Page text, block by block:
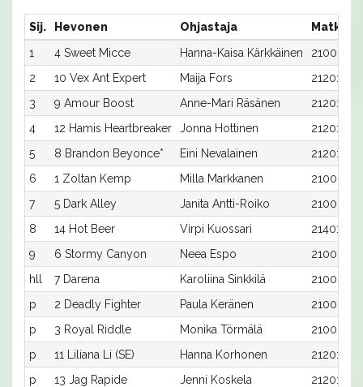
Sij. Hevonen Ohjastaja
1
4 Sweet Micce Hanna-Kaisa Kärkkäinen
2100:4
2
10 Vex Ant Expert Maija Fors
2120:3
3
9 Amour Boost Anne-Mari Räsänen
2120:2
4
12 Hamis Heartbreaker Jonna Hottinen
2120:5
5
8 Brandon Beyonce* Eini Nevalainen
2120:1
6
1 Zoltan Kemp Milla Markkanen
2100:1
7
5 Dark Alley Janita Antti-Roiko
2100:5
8
14 Hot Beer Virpi Kuossari
2140:1
9
6 Stormy Canyon Neea Espo
2100:6
hll
7 Darena Karoliina Sinkkilä
2100:7
p
2 Deadly Fighter Paula Keränen
2100:2
p
3 Royal Riddle Monika Törmälä
2100:3
p
11 Liliana Li (SE) Hanna Korhonen
2120:4
p
13 Jag Rapide Jenni Koskela 2120:6